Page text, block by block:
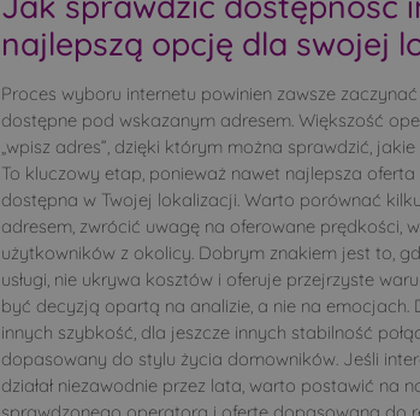
najlepszą opcję dla swojej
Proces wyboru internetu powinien zawsze
dostępne pod wskazanym adresem. Większość
„wpisz adres”, dzięki którym można sprawdzić,
To kluczowy etap, ponieważ nawet najlepsza
dostępna w Twojej lokalizacji. Warto porównać
adresem, zwrócić uwagę na oferowane prędkości,
użytkowników z okolicy. Dobrym znakiem jest to,
usługi, nie ukrywa kosztów i oferuje przejrzyste
być decyzją opartą na analizie, a nie na emocjach.
innych szybkość, dla jeszcze innych stabilność
dopasowany do stylu życia domowników. Jeśli
działał niezawodnie przez lata, warto postawić na